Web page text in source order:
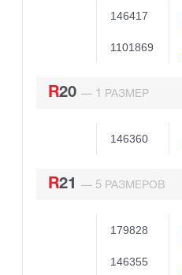
146417
1101869
R20 — 1 РАЗМЕР
146360
R21 — 5 РАЗМЕРОВ
179828
146355